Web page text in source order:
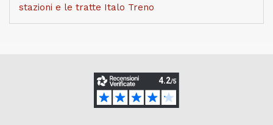
stazioni e le tratte Italo Treno